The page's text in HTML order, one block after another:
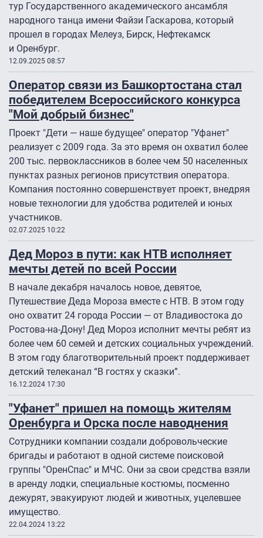
тур Государственного академического ансамбля
народного танца имени Файзи Гаскарова, который
прошел в городах Мелеуз, Бирск, Нефтекамск
и Оренбург.
12.09.2025 08:57
Оператор связи из Башкортостана стал
победителем Всероссийского конкурса
"Мой добрый бизнес"
Проект "Дети — наше будущее" оператор "Уфанет"
реализует с 2009 года. За это время он охватил более
200 тыс. первоклассников в более чем 50 населенных
пунктах разных регионов присутствия оператора.
Компания постоянно совершенствует проект, внедряя
новые технологии для удобства родителей и юных
участников.
02.07.2025 10:22
Дед Мороз в пути: как НТВ исполняет
мечты детей по всей России
В начале декабря началось новое, девятое,
Путешествие Деда Мороза вместе с НТВ. В этом году
оно охватит 24 города России — от Владивостока до
Ростова-на-Дону! Дед Мороз исполнит мечты ребят из
более чем 60 семей и детских социальных учреждений.
В этом году благотворительный проект поддерживает
детский телеканал “В гостях у сказки”.
16.12.2024 17:30
"Уфанет" пришел на помощь жителям
Оренбурга и Орска после наводнения
Сотрудники компании создали добровольческие
бригады и работают в одной системе поисковой
группы "ОренСпас" и МЧС. Они за свои средства взяли
в аренду лодки, специальные костюмы, посменно
дежурят, эвакуируют людей и животных, уцелевшее
имущество.
22.04.2024 13:22